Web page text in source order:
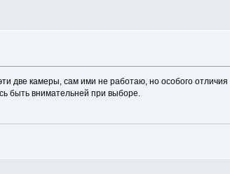
две камеры, сам ими не работаю, но особого
быть внимательней при выборе.